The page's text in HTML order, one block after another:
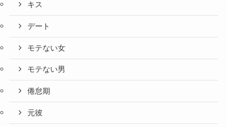
キス
デート
モテない女
モテない男
倦怠期
元彼